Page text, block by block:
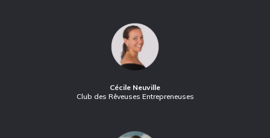
Cécile Neuville
Club des Rêveuses Entrepreneuses